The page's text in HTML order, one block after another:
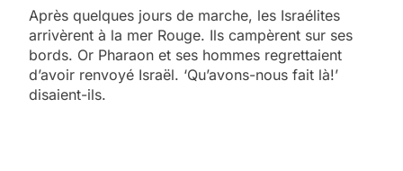
Après quelques jours de marche, les Israélites
arrivèrent à la mer Rouge. Ils campèrent sur ses
bords. Or Pharaon et ses hommes regrettaient
d’avoir renvoyé Israël. ‘Qu’avons-nous fait là!’
disaient-ils.